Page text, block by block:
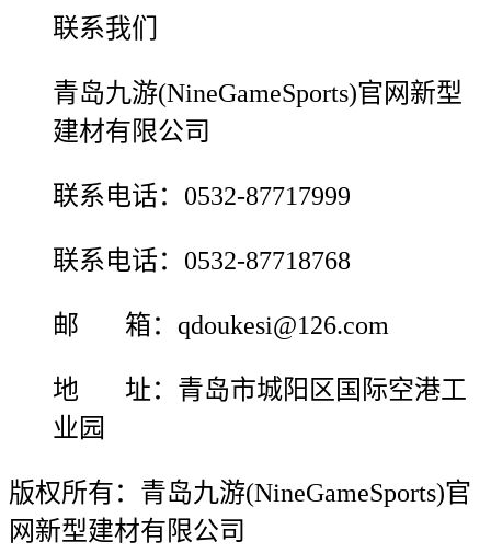
联系我们
青岛九游(NineGameSports)官网新型
建材有限公司
联系电话：0532-87717999
联系电话：0532-87718768
邮 箱：qdoukesi@126.com
地 址：青岛市城阳区国际空港工
业园
版权所有：青岛九游(NineGameSports)官
网新型建材有限公司